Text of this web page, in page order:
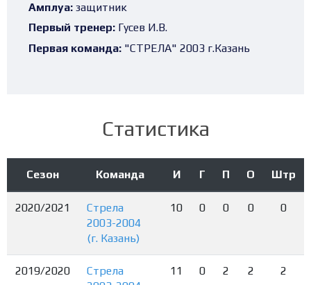
Амплуа: защитник
Первый тренер: Гусев И.В.
Первая команда: "СТРЕЛА" 2003 г.Казань
Статистика
Сезон Команда И Г П О Штр
2020/2021
Стрела
2003-2004
(г. Казань)
10 0 0 0 0
2019/2020
Стрела
11 0 2 2 2